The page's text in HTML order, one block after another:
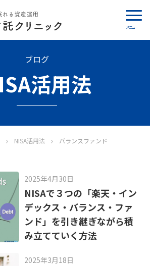
メニュー
ブログ
活用法
NISA活用法 バランスファンド
2025年4月30日
NISAで３つの「楽天・イン
デックス・バランス・ファ
ンド」を引き継ぎながら積
み立てていく方法
2025年3月18日